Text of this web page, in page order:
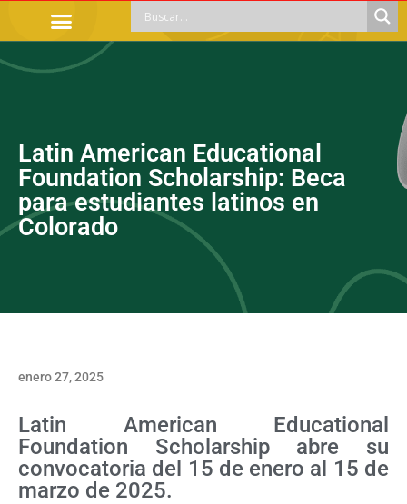
Latin American Educational
Foundation Scholarship: Beca
para estudiantes latinos en
Colorado
enero 27, 2025
Latin American Educational
Foundation Scholarship abre su
convocatoria del 15 de enero al 15 de
marzo de 2025.